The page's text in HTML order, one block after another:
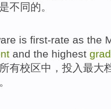
是不同的。
is first-rate as the
and the highest
所有校区中 ， 投入最大